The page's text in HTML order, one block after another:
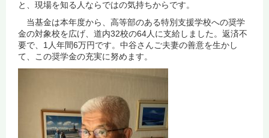
と、現場を知る人ならではの気持ちからです。
当基金は本年度から、高等部のある特別支援学校への奨学
金の対象校を広げ、道内32校の64人に支給しました。返済不
要で、1人年間6万円です。中谷さんご夫妻の善意を生かし
て、この奨学金の充実に努めます。